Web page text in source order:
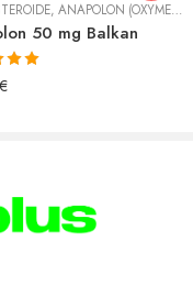
, ANAPOLON (OXYMETHOLON)
50 mg Balkan
mit
5
€